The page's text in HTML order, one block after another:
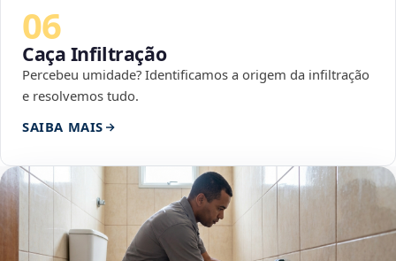
06
Caça Infiltração
Percebeu umidade? Identificamos a origem da infiltração
e resolvemos tudo.
SAIBA MAIS